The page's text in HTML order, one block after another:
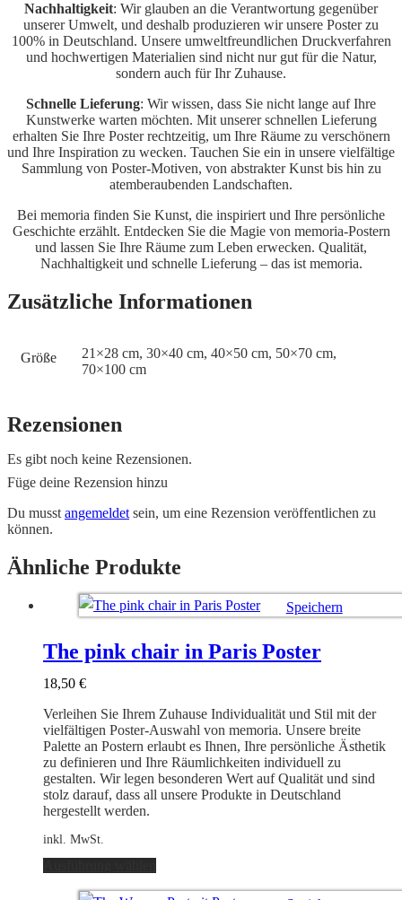
Nachhaltigkeit: Wir glauben an die Verantwortung gegenüber
unserer Umwelt, und deshalb produzieren wir unsere Poster zu
100% in Deutschland. Unsere umweltfreundlichen Druckverfahren
und hochwertigen Materialien sind nicht nur gut für die Natur,
sondern auch für Ihr Zuhause.
Schnelle Lieferung: Wir wissen, dass Sie nicht lange auf Ihre
Kunstwerke warten möchten. Mit unserer schnellen Lieferung
erhalten Sie Ihre Poster rechtzeitig, um Ihre Räume zu verschönern
und Ihre Inspiration zu wecken. Tauchen Sie ein in unsere vielfältige
Sammlung von Poster-Motiven, von abstrakter Kunst bis hin zu
atemberaubenden Landschaften.
Bei memoria finden Sie Kunst, die inspiriert und Ihre persönliche
Geschichte erzählt. Entdecken Sie die Magie von memoria-Postern
und lassen Sie Ihre Räume zum Leben erwecken. Qualität,
Nachhaltigkeit und schnelle Lieferung – das ist memoria.
Zusätzliche Informationen
Größe
21×28 cm, 30×40 cm, 40×50 cm, 50×70 cm,
70×100 cm
Rezensionen
Es gibt noch keine Rezensionen.
Füge deine Rezension hinzu
Du musst angemeldet sein, um eine Rezension veröffentlichen zu
können.
Ähnliche Produkte
Speichern
The pink chair in Paris Poster
18,50 €
Verleihen Sie Ihrem Zuhause Individualität und Stil mit der
vielfältigen Poster-Auswahl von memoria. Unsere breite
Palette an Postern erlaubt es Ihnen, Ihre persönliche Ästhetik
zu definieren und Ihre Räumlichkeiten individuell zu
gestalten. Wir legen besonderen Wert auf Qualität und sind
stolz darauf, dass all unsere Produkte in Deutschland
hergestellt werden.
inkl. MwSt.
Dieses
Produkt
weist